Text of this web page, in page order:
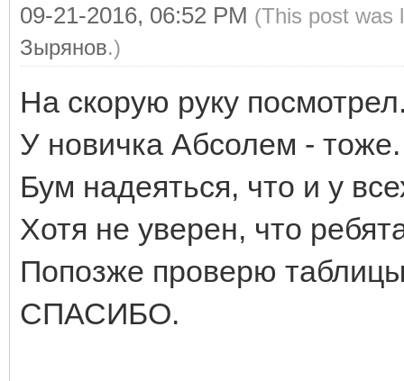
09-21-2016, 06:52 PM (This post was
Зырянов.)
На скорую руку
У новичка Абсолем - тоже.
Бум надеяться, что и у
Хотя не уверен, что
Попозже проверю
СПАСИБО.